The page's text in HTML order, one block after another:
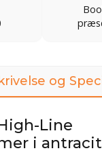
og
Line
i